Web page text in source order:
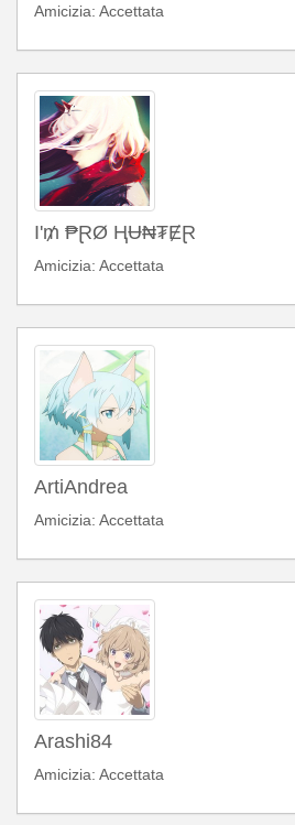
Amicizia: Accettata
I'₥ ₱ⱤØ ⱧɄ₦₮ɆⱤ
Amicizia: Accettata
ArtiAndrea
Amicizia: Accettata
Arashi84
Amicizia: Accettata